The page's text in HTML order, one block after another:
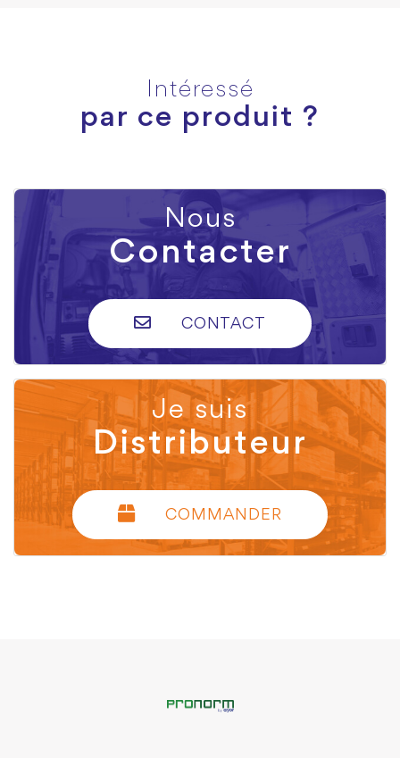
Intéressé
par ce produit ?
Nous
Contacter
CONTACT
Je suis
Distributeur
COMMANDER